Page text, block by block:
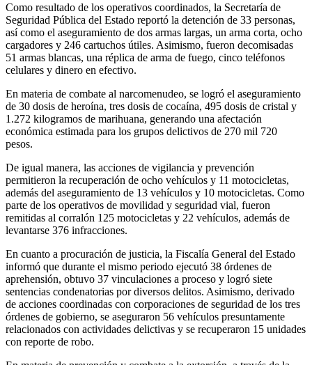
Como resultado de los operativos coordinados, la Secretaría de
Seguridad Pública del Estado reportó la detención de 33 personas,
así como el aseguramiento de dos armas largas, un arma corta, ocho
cargadores y 246 cartuchos útiles. Asimismo, fueron decomisadas
51 armas blancas, una réplica de arma de fuego, cinco teléfonos
celulares y dinero en efectivo.
En materia de combate al narcomenudeo, se logró el aseguramiento
de 30 dosis de heroína, tres dosis de cocaína, 495 dosis de cristal y
1.272 kilogramos de marihuana, generando una afectación
económica estimada para los grupos delictivos de 270 mil 720
pesos.
De igual manera, las acciones de vigilancia y prevención
permitieron la recuperación de ocho vehículos y 11 motocicletas,
además del aseguramiento de 13 vehículos y 10 motocicletas. Como
parte de los operativos de movilidad y seguridad vial, fueron
remitidas al corralón 125 motocicletas y 22 vehículos, además de
levantarse 376 infracciones.
En cuanto a procuración de justicia, la Fiscalía General del Estado
informó que durante el mismo periodo ejecutó 38 órdenes de
aprehensión, obtuvo 37 vinculaciones a proceso y logró siete
sentencias condenatorias por diversos delitos. Asimismo, derivado
de acciones coordinadas con corporaciones de seguridad de los tres
órdenes de gobierno, se aseguraron 56 vehículos presuntamente
relacionados con actividades delictivas y se recuperaron 15 unidades
con reporte de robo.